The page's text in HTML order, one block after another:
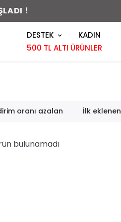
!
DESTEK
KADIN
500 TL ALTI ÜRÜNLER
oranı azalan İlk eklenen
bulunamadı